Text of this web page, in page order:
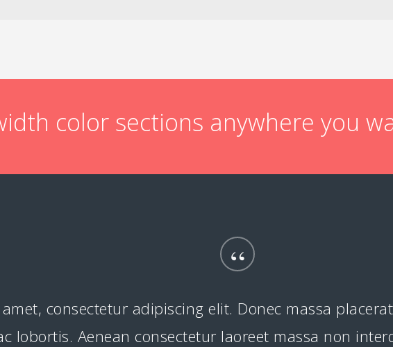
color sections anywhere you
“
consectetur adipiscing elit. Donec massa
lobortis. Aenean consectetur laoreet massa non